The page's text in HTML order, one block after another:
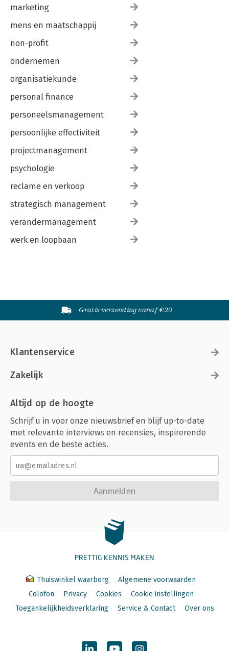
marketing
mens en maatschappij
non-profit
ondernemen
organisatiekunde
personal finance
personeelsmanagement
persoonlijke effectiviteit
projectmanagement
psychologie
reclame en verkoop
strategisch management
verandermanagement
werk en loopbaan
Gratis verzending vanaf €20
Klantenservice
Zakelijk
Altijd op de hoogte
Schrijf u in voor onze nieuwsbrief en blijf up-to-date
met relevante interviews en recensies, inspirerende
events en de beste acties.
Aanmelden
PRETTIG KENNIS MAKEN
Thuiswinkel waarborg
Algemene voorwaarden
Colofon
Privacy Cookies
Cookie instellingen
Toegankelijkheidsverklaring
Service & Contact Over ons